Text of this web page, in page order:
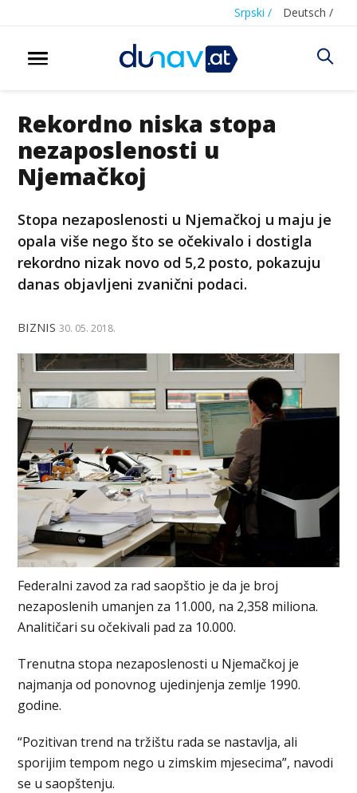
Srpski / Deutsch /
Rekordno niska stopa
nezaposlenosti u
Njemačkoj
Stopa nezaposlenosti u Njemačkoj u maju je
opala više nego što se očekivalo i dostigla
rekordno nizak novo od 5,2 posto, pokazuju
danas objavljeni zvanični podaci.
BIZNIS 30. 05. 2018.
Federalni zavod za rad saopštio je da je broj
nezaposlenih umanjen za 11.000, na 2,358 miliona.
Analitičari su očekivali pad za 10.000.
Trenutna stopa nezaposlenosti u Njemačkoj je
najmanja od ponovnog ujedinjenja zemlje 1990.
godine.
“Pozitivan trend na tržištu rada se nastavlja, ali
sporijim tempom nego u zimskim mjesecima”, navodi
se u saopštenju.